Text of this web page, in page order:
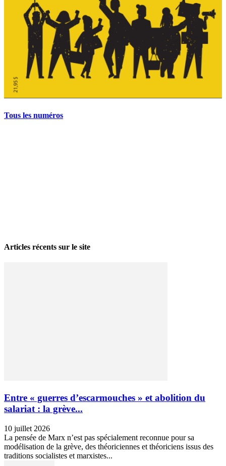
Tous les numéros
Articles récents sur le site
Entre « guerres d’escarmouches » et abolition du
salariat : la grève...
10 juillet 2026
La pensée de Marx n’est pas spécialement reconnue pour sa
modélisation de la grève, des théoriciennes et théoriciens issus des
traditions socialistes et marxistes...